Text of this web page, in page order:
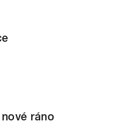
ráno